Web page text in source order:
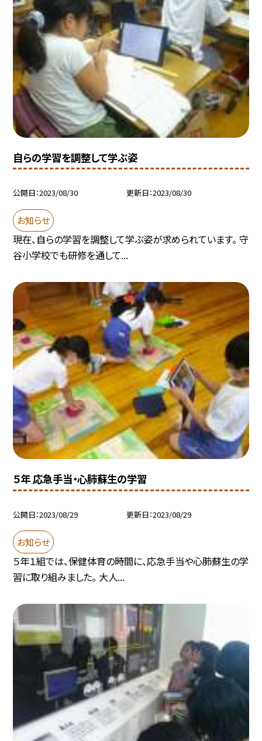
自らの学習を調整して学ぶ姿
公開日 2023/08/30 更新日 2023/08/30
お知らせ
現在、自らの学習を調整して学ぶ姿が求められています。 守
谷小学校でも研修を通して...
５年 応急手当・心肺蘇生の学習
公開日 2023/08/29 更新日 2023/08/29
お知らせ
５年１組では、保健体育の時間に、応急手当や心肺蘇生の学
習に取り組みました。 大人...